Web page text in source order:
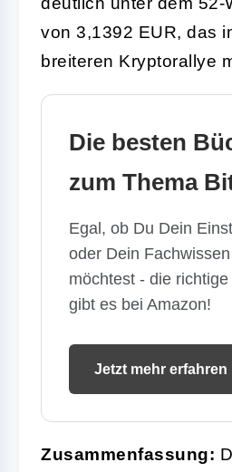
von 3,1392 EUR, das
breiteren Kryptorallye
Die besten
zum Thema
Egal, ob Du Dein
oder Dein
möchtest - die
gibt es bei Amazon!
Jetzt mehr erfahren
Zusammenfassung: